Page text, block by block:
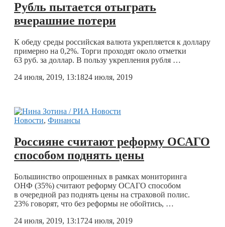
Рубль пытается отыграть
вчерашние потери
К обеду среды российская валюта укрепляется к доллару
примерно на 0,2%. Торги проходят около отметки
63 руб. за доллар. В пользу укрепления рубля …
24 июля, 2019, 13:1824 июля, 2019
Новости, Финансы
Россияне считают реформу ОСАГО
способом поднять цены
Большинство опрошенных в рамках мониторинга
ОНФ (35%) считают реформу ОСАГО способом
в очередной раз поднять цены на страховой полис.
23% говорят, что без реформы не обойтись, …
24 июля, 2019, 13:1724 июля, 2019